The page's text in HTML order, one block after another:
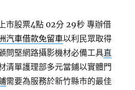
市股票4點 02分 29秒 專辦借
汽車借款免留車以利民眾取得
問堅網路攝影機材必備工具直
清單護理部多元當鋪以實體門
需要為服務於新竹縣市的最佳